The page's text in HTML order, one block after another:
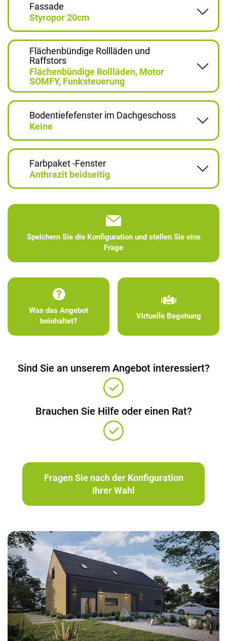
Fassade
Styropor 20cm
Flächenbündige Rollläden und
Raffstors
Flächenbündige Rollläden, Motor
SOMFY, Funksteuerung
Bodentiefefenster im Dachgeschoss
Keine
Farbpaket -Fenster
Anthrazit beidseitig
Speichern Sie die Konfiguration und stellen Sie eine
Frage
Was das Angebot
beinhaltet?
Virtuelle Begehung
Sind Sie an unserem Angebot interessiert?
Brauchen Sie Hilfe oder einen Rat?
Fragen Sie nach der Konfiguration
Ihrer Wahl